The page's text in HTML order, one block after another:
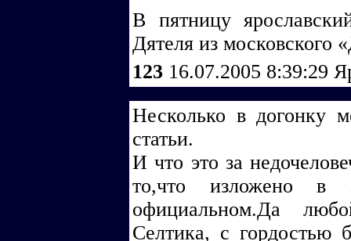
В пятницу
Дятеля из московского
123 16.07.2005 8:39:29
Несколько в догонку
статьи.
И что это за
то,что изложено в
официальном.Да
Селтика, с гордостью